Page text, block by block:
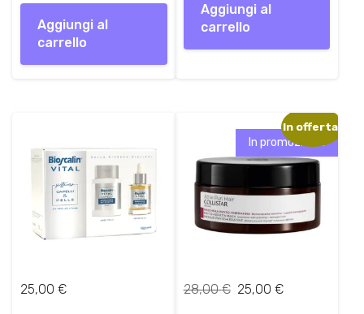
Aggiungi al
carrello
Aggiungi al
carrello
25,00 €
In promozione!
In offerta!
28,00€ I25,00 €